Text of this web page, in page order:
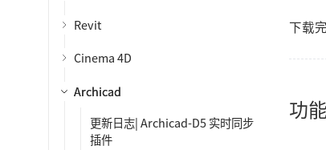
Revit
Cinema 4D
Archicad
更新日志| Archicad-D5 实时同步
插件
下载
功